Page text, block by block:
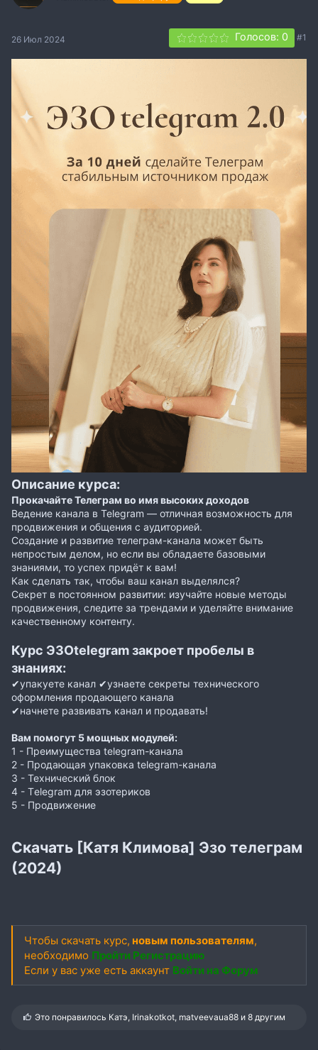
26 Июл 2024 Голосов: 0 #1
Описание курса:
Прокачайте Телеграм во имя высоких доходов
Ведение канала в Telegram — отличная возможность для
продвижения и общения с аудиторией.
Создание и развитие телеграм-канала может быть
непростым делом, но если вы обладаете базовыми
знаниями, то успех придёт к вам!
Как сделать так, чтобы ваш канал выделялся?
Секрет в постоянном развитии: изучайте новые методы
продвижения, следите за трендами и уделяйте внимание
качественному контенту.
Курс ЭЗОtelegram закроет пробелы в
знаниях:
✔упакуете канал ✔узнаете секреты технического
оформления продающего канала
✔начнете развивать канал и продавать!
Вам помогут 5 мощных модулей:
1 - Преимущества telegram-канала
2 - Продающая упаковка telegram-канала
3 - Технический блок
4 - Тelegram для эзотериков
5 - Продвижение
Скачать [Катя Климова] Эзо телеграм
(2024)
Чтобы скачать курс, новым пользователям,
необходимо Пройти Регистрацию
Если у вас уже есть аккаунт Войти на Форум
С
Это понравилось Катэ, Irinakotkot, matveevaua88 и 8 другим